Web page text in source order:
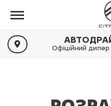
Офіційний